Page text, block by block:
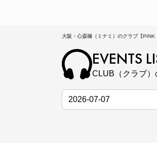
大阪・心斎橋（ミナミ）のクラブ【
EVENTS
CLUB（クラブ）